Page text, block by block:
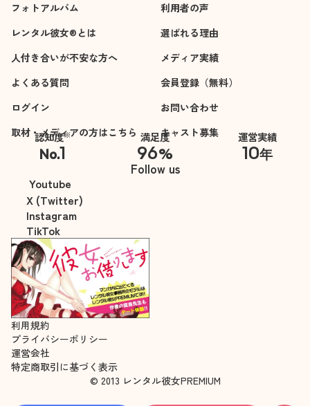
フォトアルバム
利用者の声
レンタル彼女®とは
選ばれる理由
人付き合いが不安な方へ
メディア実績
よくある質問
会員登録（無料）
ログイン
お問い合わせ
取材・メディアの方はこちら
キャスト募集
認知度※
No.1
※自社調べ
満足度
96%
運営実績
10年
Follow us
Youtube
X (Twitter)
Instagram
TikTok
利用規約
プライバシーポリシー
運営会社
特定商取引に基づく表示
© 2013 レンタル彼女PREMIUM